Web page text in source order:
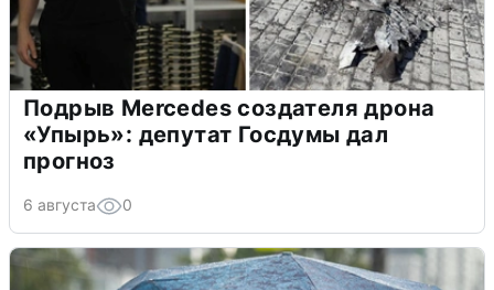
Подрыв Mercedes создателя дрона
«Упырь»: депутат Госдумы дал
прогноз
6 августа 0